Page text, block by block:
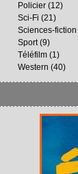
Policier (12)
Sci-Fi (21)
Sciences-fiction
Sport(9)
Téléfilm (1)
Western (40)